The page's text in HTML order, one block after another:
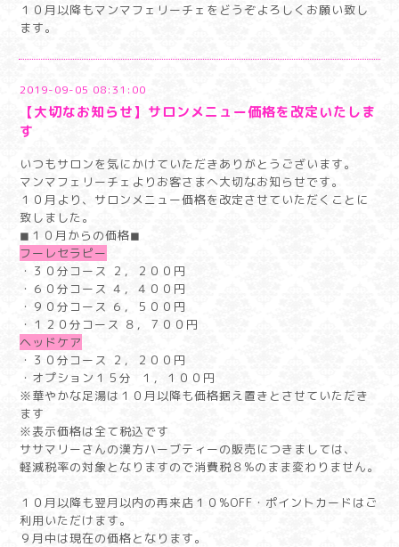
１０月以降もマンマフェリーチェをどうぞよろしくお願い致し
ます。
2019-09-05 08:31:00
【大切なお知らせ】サロンメニュー価格を改定いたしま
す
いつもサロンを気にかけていただきありがとうございます。
マンマフェリーチェよりお客さまへ大切なお知らせです。
１０月より、サロンメニュー価格を改定させていただくことに
致しました。
◼︎１０月からの価格◼︎
フーレセラピー
・３０分コース ２，２００円
・６０分コース ４，４００円
・９０分コース ６，５００円
・１２０分コース ８，７００円
ヘッドケア
・３０分コース ２，２００円
・オプション１５分 １，１００円
※華やかな足湯は１０月以降も価格据え置きとさせていただき
ます
※表示価格は全て税込です
ササマリーさんの漢方ハーブティーの販売につきましては、
軽減税率の対象となりますので消費税８%のまま変わりません。
１０月以降も翌月以内の再来店１０%OFF・ポイントカードはご
利用いただけます。
９月中は現在の価格となります。